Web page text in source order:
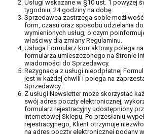
Usługi wskazane w §10 ust. 1 powyżej
tygodniu, 24 godziny na dobę.
Sprzedawca zastrzega sobie
form, czasu oraz sposobu udzielania
wymienionych usług, o czym
właściwy dla zmiany Regulaminu.
Usługa Formularz kontaktowy polega
formularza umieszczonego na Stronie
wiadomości do Sprzedawcy.
Rezygnacja z usługi nieodpłatnej
jest w każdej chwili i polega na
Sprzedawcy.
Z usługi Newsletter może skorzystać
swój adres poczty elektronicznej,
formularz rejestracyjny udostępniony
Internetowej Sklepu. Po przesłaniu
rejestracyjnego, Klient otrzymuje
na adres poczty elektronicznej podany